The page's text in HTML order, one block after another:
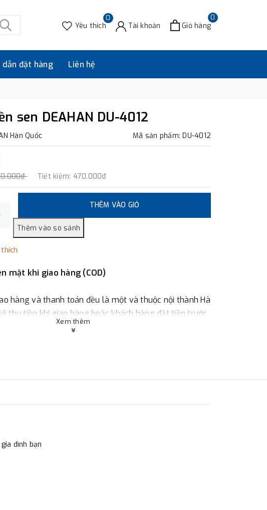
0
Yêu thích Tài khoản
0
Giỏ hàng
dẫn đặt hàng Liên hệ
sen DEAHAN DU-4012
Hàn Quốc Mã sản phẩm: DU-4012
Tiết kiệm: 470.000₫
THÊM VÀO GIỎ
mặt khi giao hàng (COD)
hàng và thanh toán đều là một và thuộc nội thành Hà
thu tiền khi giao hàng hoặc khách hàng đặt tiền trước
hàng tùy thuộc vào đơn hàng.
HươngĐịa chỉ : 23 phố Cát Linh, phường Cát Linh,
hàng khác với địa điểm thanh toán hoặc với những
Xem thêm
đình bạn